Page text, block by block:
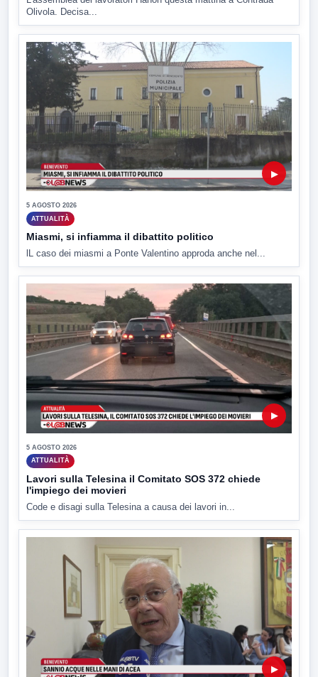
Olivola. Decisa...
▶
5 AGOSTO 2026
ATTUALITÀ
Miasmi, si infiamma il dibattito politico
lL caso dei miasmi a Ponte Valentino approda anche nel...
▶
5 AGOSTO 2026
ATTUALITÀ
Lavori sulla Telesina il Comitato SOS 372 chiede
l'impiego dei movieri
Code e disagi sulla Telesina a causa dei lavori in...
▶